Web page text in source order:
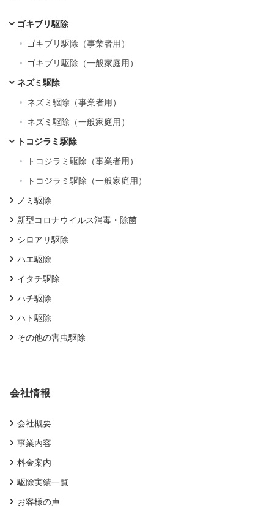
ゴキブリ駆除
ゴキブリ駆除（事業者用）
ゴキブリ駆除（一般家庭用）
ネズミ駆除
ネズミ駆除（事業者用）
ネズミ駆除（一般家庭用）
トコジラミ駆除
トコジラミ駆除（事業者用）
トコジラミ駆除（一般家庭用）
ノミ駆除
新型コロナウイルス消毒・除菌
シロアリ駆除
ハエ駆除
イタチ駆除
ハチ駆除
ハト駆除
その他の害虫駆除
会社情報
会社概要
事業内容
料金案内
駆除実績一覧
お客様の声